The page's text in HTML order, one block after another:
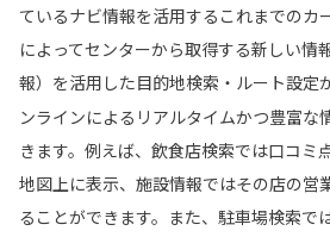
ているナビ情報を活用するこれまでのカ
によってセンターから取得する新しい情
報）を活用した目的地検索・ルート設定
ンラインによるリアルタイムかつ豊富な
きます。例えば、飲食店検索では口コミ
地図上に表示、施設情報ではその店の営
ることができます。また、駐車場検索で